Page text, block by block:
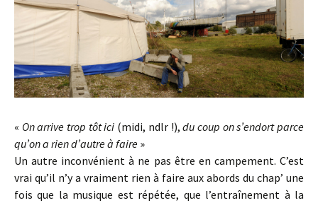
« On arrive trop tôt ici (midi, ndlr !), du coup on s’endort parce
qu’on a rien d’autre à faire »
Un autre inconvénient à ne pas être en campement. C’est
vrai qu’il n’y a vraiment rien à faire aux abords du chap’ une
fois que la musique est répétée, que l’entraînement à la